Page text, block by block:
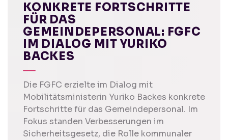
KONKRETE FORTSCHRITTE
FÜR DAS
GEMEINDEPERSONAL: FGFC
IM DIALOG MIT YURIKO
BACKES
Die FGFC erzielte im Dialog mit
Mobilitätsministerin Yuriko Backes konkrete
Fortschritte für das Gemeindepersonal. Im
Fokus standen Verbesserungen im
Sicherheitsgesetz, die Rolle kommunaler